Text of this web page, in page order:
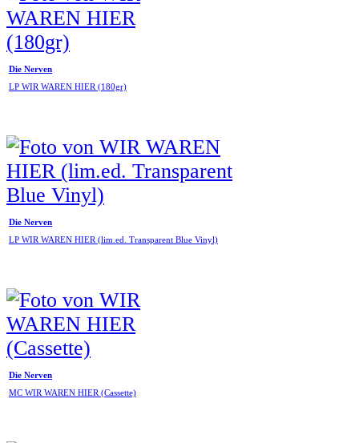
Die Nerven
LP WIR WAREN HIER (180gr)
Die Nerven
LP WIR WAREN HIER (lim.ed. Transparent Blue Vinyl)
Die Nerven
MC WIR WAREN HIER (Cassette)